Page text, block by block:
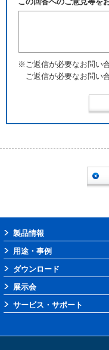
※ご返信が必要なお問い
ご返信が必要なお問い
製品情報
用途・事例
ダウンロード
展示会
サービス・サポート